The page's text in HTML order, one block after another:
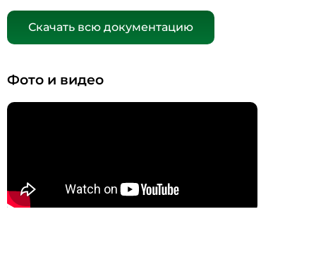
Скачать всю документацию
Фото и видео